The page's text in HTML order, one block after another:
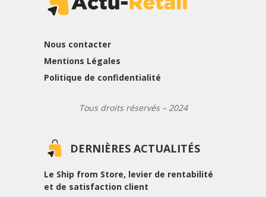
Nous contacter
Mentions Légales
Politique de confidentialité
Tous droits réservés – 2024
DERNIÈRES ACTUALITÉS
Le Ship from Store, levier de rentabilité
et de satisfaction client